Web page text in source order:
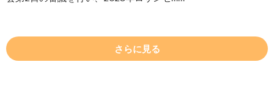
さらに見る